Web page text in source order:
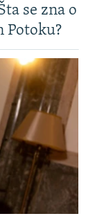
se zna o
Potoku?